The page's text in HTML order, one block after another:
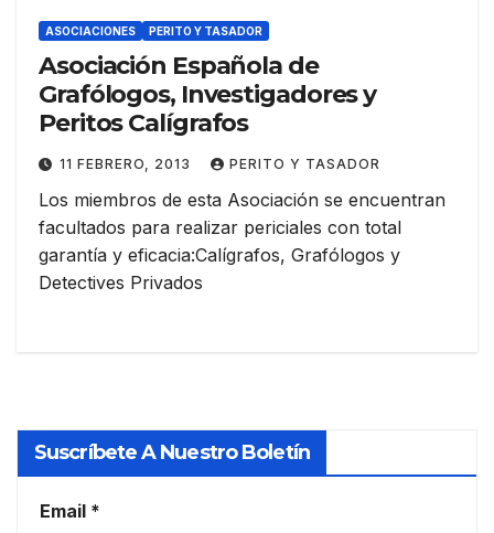
ASOCIACIONES PERITO Y TASADOR
Asociación Española de
Grafólogos, Investigadores y
Peritos Calígrafos
11 FEBRERO, 2013 PERITO Y TASADOR
Los miembros de esta Asociación se encuentran
facultados para realizar periciales con total
garantía y eficacia:Calígrafos, Grafólogos y
Detectives Privados
Suscríbete A Nuestro Boletín
Email *